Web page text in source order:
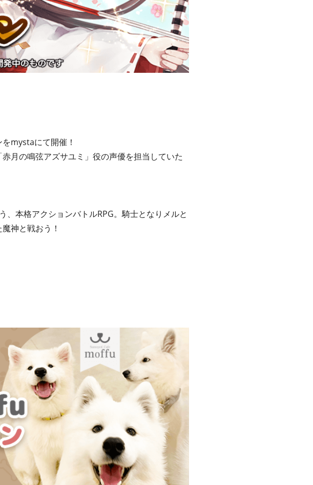
mystaにて開催！
月の鳴弦アズサユミ」役の声優を担当していた
、本格アクションバトルRPG。騎士となりメルと
神と戦おう！